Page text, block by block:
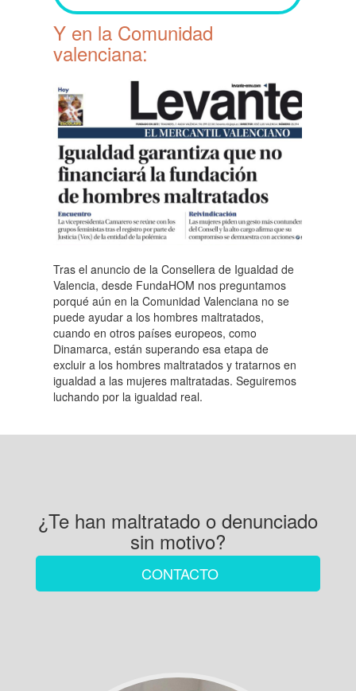
Y en la Comunidad
valenciana:
Tras el anuncio de la Consellera de Igualdad de
Valencia, desde FundaHOM nos preguntamos
porqué aún en la Comunidad Valenciana no se
puede ayudar a los hombres maltratados,
cuando en otros países europeos, como
Dinamarca, están superando esa etapa de
excluir a los hombres maltratados y tratarnos en
igualdad a las mujeres maltratadas. Seguiremos
luchando por la igualdad real.
¿Te han maltratado o denunciado
sin motivo?
CONTACTO